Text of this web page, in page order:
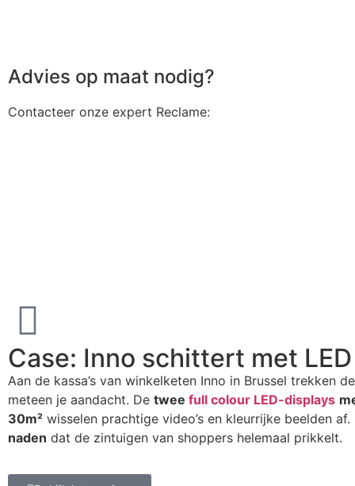
Advies op maat nodig?
Contacteer onze expert Reclame:
Case: Inno schittert met LED
Aan de kassa’s van winkelketen Inno in Brussel trekken
meteen je aandacht. De twee full colour LED-displays
30m² wisselen prachtige video’s en kleurrijke beelden
naden dat de zintuigen van shoppers helemaal prikkelt.